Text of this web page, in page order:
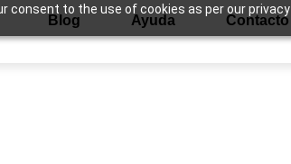
consent to the use of cookies as per our privacy
Blog Ayuda Contacto